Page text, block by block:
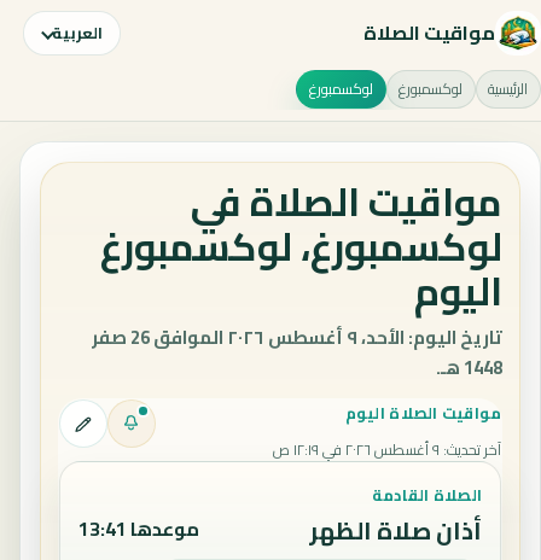
مواقيت الصلاة العربية
الرئيسية لوكسمبورغ لوكسمبورغ
مواقيت الصلاة في
لوكسمبورغ، لوكسمبورغ
اليوم
تاريخ اليوم: الأحد، ٩ أغسطس ٢٠٢٦ الموافق 26 صفر
1448 هـ.
مواقيت الصلاة اليوم
آخر تحديث: ٩ أغسطس ٢٠٢٦ في ١٢:١٩ ص
الصلاة القادمة
أذان صلاة الظهر موعدها 13:41